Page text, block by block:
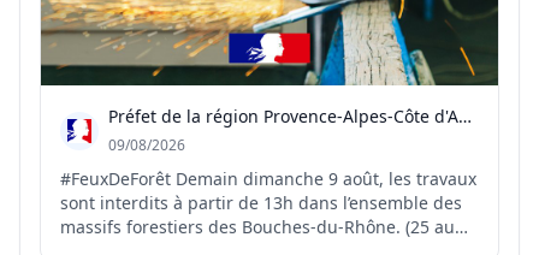
Préfet de la région Provence-Alpes-Côte d'Azur
09/08/2026
#FeuxDeForêt Demain dimanche 9 août, les travaux
sont interdits à partir de 13h dans l’ensemble des
massifs forestiers des Bouches-du-Rhône. (25 au